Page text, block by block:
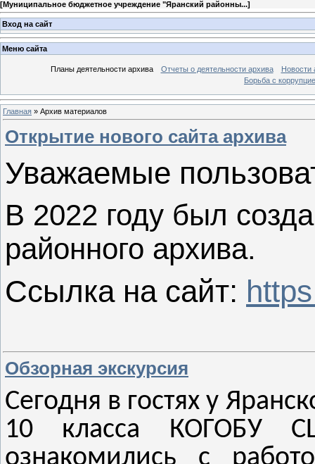
[Муниципальное бюджетное учреждение "Яранский районны...]
Вход на сайт
Меню сайта
Планы деятельности архива Отчеты о деятельности архива
Новости
Борьба с
Главная » Архив материалов
Открытие нового сайта архива
Уважаемые
В 2022 году был
районного архива.
Ссылка на сайт:
Обзорная экскурсия
Сегодня в гостях у
10 класса КОГОБУ
ознакомились с